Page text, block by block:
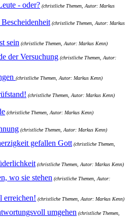
- oder? (christliche Themen, Autor: Markus
(christliche Themen, Autor: Markus
sein (christliche Themen, Autor: Markus Kenn)
der Versuchung (christliche Themen, Autor:
(christliche Themen, Autor: Markus Kenn)
(christliche Themen, Autor: Markus Kenn)
(christliche Themen, Autor: Markus Kenn)
(christliche Themen, Autor: Markus Kenn)
gefallen Gott (christliche Themen,
(christliche Themen, Autor: Markus Kenn)
wo sie stehen (christliche Themen, Autor:
erreichen! (christliche Themen, Autor: Markus Kenn)
umgehen (christliche Themen,